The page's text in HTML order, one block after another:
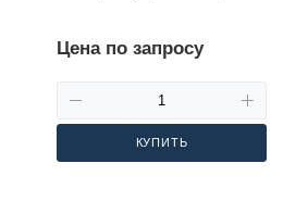
Цена по запросу
КУПИТЬ